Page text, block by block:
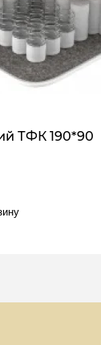
ТФК 190*90